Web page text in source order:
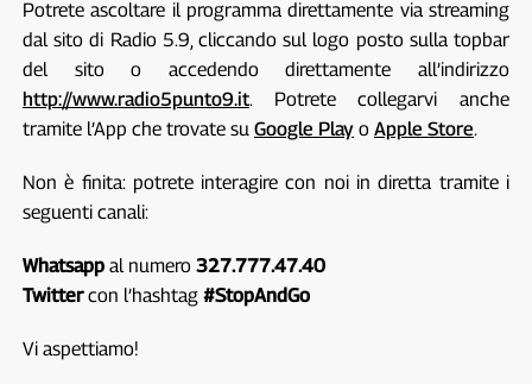
Potrete ascoltare il programma direttamente via streaming
dal sito di Radio 5.9, cliccando sul logo posto sulla topbar
del sito o accedendo direttamente all’indirizzo
http://www.radio5punto9.it. Potrete collegarvi anche
tramite l’App che trovate su Google Playo Apple Store.
Non è finita: potrete interagire con noi in diretta tramite i
seguenti canali:
Whatsappal numero 327.777.47.40
Twittercon l’hashtag #StopAndGo
Vi aspettiamo!